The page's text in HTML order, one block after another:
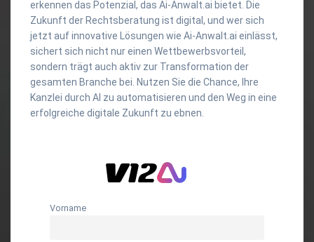
erkennen das Potenzial, das Ai-Anwalt.ai bietet. Die
Zukunft der Rechtsberatung ist digital, und wer sich
jetzt auf innovative Lösungen wie Ai-Anwalt.ai einlässt,
sichert sich nicht nur einen Wettbewerbsvorteil,
sondern trägt auch aktiv zur Transformation der
gesamten Branche bei. Nutzen Sie die Chance, Ihre
Kanzlei durch AI zu automatisieren und den Weg in eine
erfolgreiche digitale Zukunft zu ebnen.
Vorname